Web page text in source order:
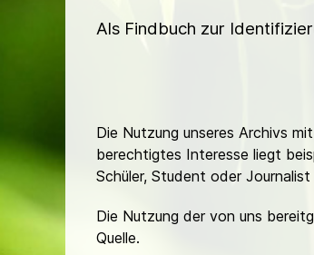
Als Findbuch zur
Die Nutzung unseres Archivs
berechtigtes Interesse liegt
Schüler, Student oder
Die Nutzung der von uns
Quelle.